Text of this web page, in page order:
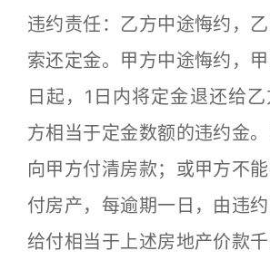
违约责任：乙方中途悔约，
索还定金。甲方中途悔约，
日起，1日内将定金退还给
方相当于定金数额的违约金
向甲方付清房款；或甲方不
付房产，每逾期一日，由违
给付相当于上述房地产价款